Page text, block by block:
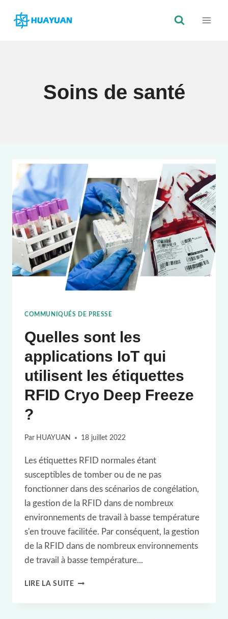
Soins de santé
COMMUNIQUÉS DE PRESSE
Quelles sont les
applications IoT qui
utilisent les étiquettes
RFID Cryo Deep Freeze
?
Par HUAYUAN 18 juillet 2022
Les étiquettes RFID normales étant
susceptibles de tomber ou de ne pas
fonctionner dans des scénarios de congélation,
la gestion de la RFID dans de nombreux
environnements de travail à basse température
s'en trouve facilitée. Par conséquent, la gestion
de la RFID dans de nombreux environnements
de travail à basse température...
LIRE LA SUITEQUELLES